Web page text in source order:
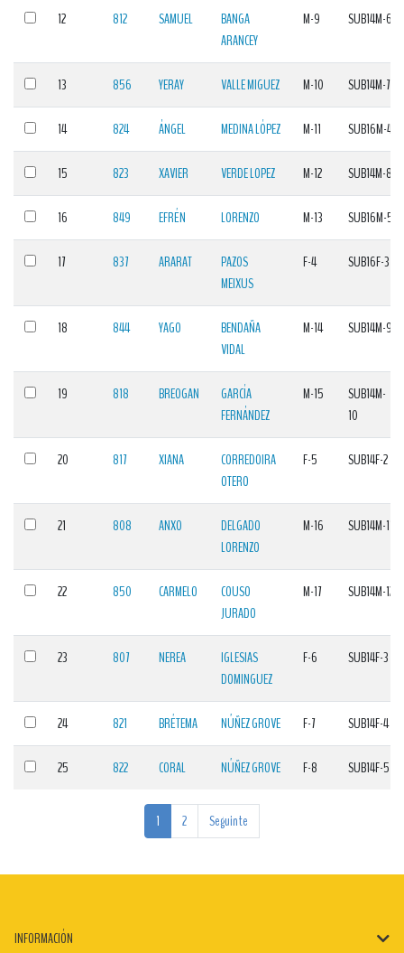
12 812 SAMUEL
BANGA
ARANCEY
M-9 SUB14M-6
13 856 YERAY VALLE MIGUEZ M-10 SUB14M-7
14 824 ÁNGEL MEDINA LÓPEZ M-11 SUB16M-4
15 823 XAVIER VERDE LOPEZ M-12 SUB14M-8
16 849 EFRÉN LORENZO M-13 SUB16M-5
17 837 ARARAT
PAZOS
MEIXUS
F-4 SUB16F-3
18 844 YAGO
BENDAÑA
VIDAL
M-14 SUB14M-9
19 818 BREOGAN
GARCÍA
FERNÁNDEZ
M-15
SUB14M-
10
20 817 XIANA
CORREDOIRA
OTERO
F-5 SUB14F-2
21 808 ANXO
DELGADO
LORENZO
M-16 SUB14M-11
22 850 CARMELO
COUSO
JURADO
M-17 SUB14M-12
23 807 NEREA
IGLESIAS
DOMINGUEZ
F-6 SUB14F-3
24 821 BRÉTEMA NÚÑEZ GROVE F-7 SUB14F-4
25 822 CORAL NÚÑEZ GROVE F-8 SUB14F-5
1 2 Seguinte
INFORMACIÓN